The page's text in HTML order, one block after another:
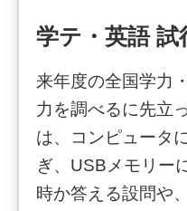
学テ・英語 試
来年度の全国学力
力を調べるに先立
は、コンピュータ
ぎ、USBメモリー
時か答える設問や